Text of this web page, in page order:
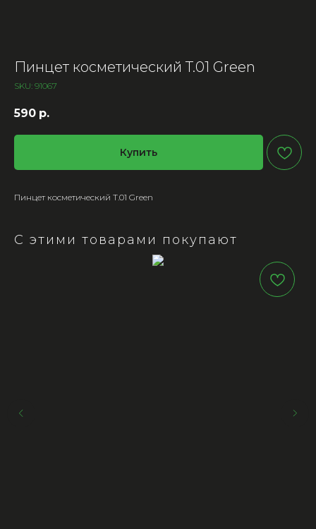
Пинцет косметический T.01 Green
SKU: 91067
590 р.
Купить
Пинцет косметический T.01 Green
С этими товарами покупают